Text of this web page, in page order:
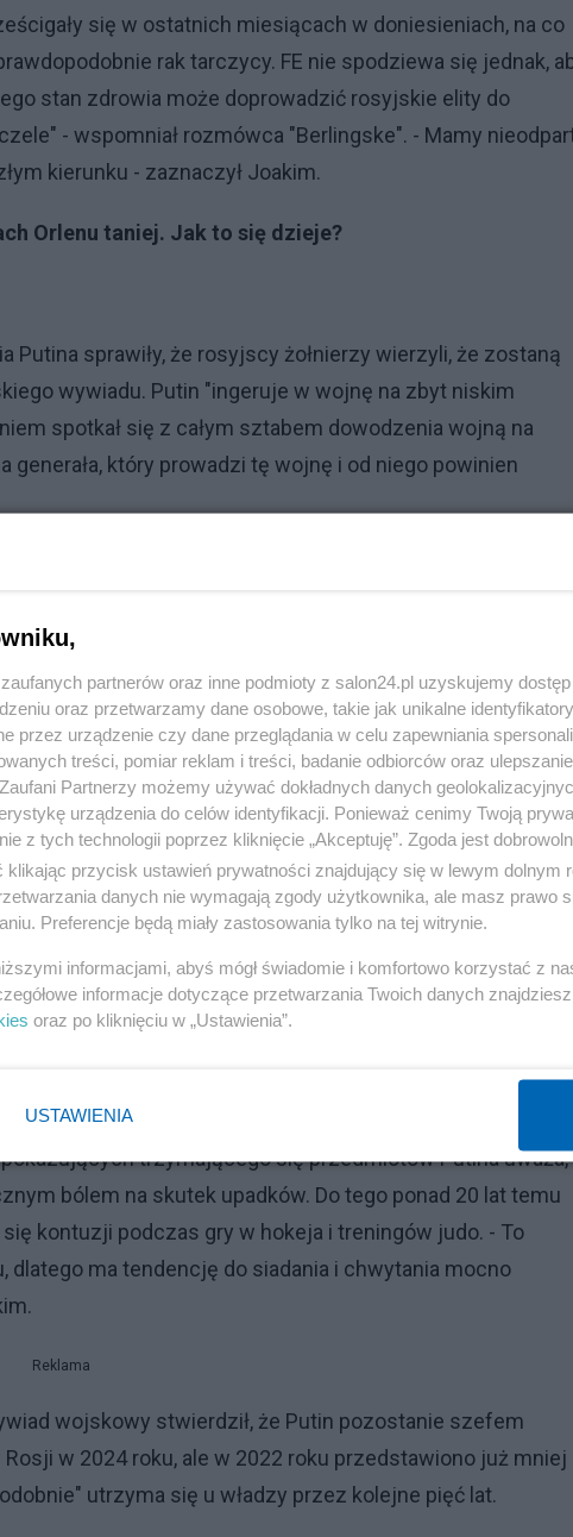
się w ostatnich miesiącach w doniesieniach, na co
rak tarczycy. FE nie spodziewa się jednak,
stan zdrowia może doprowadzić rosyjskie elity do
- wspomniał rozmówca "Berlingske". - Mamy
kierunku - zaznaczył Joakim.
Orlenu taniej. Jak to się dzieje?
Putina sprawiły, że rosyjscy żołnierzy wierzyli, że zostaną
wywiadu. Putin "ingeruje w wojnę na zbyt niskim
spotkał się z całym sztabem dowodzenia wojną na
generała, który prowadzi tę wojnę i od niego powinien
trzymającego się przedmiotów Putina uważa,
bólem na skutek upadków. Do tego ponad 20 lat temu
kontuzji podczas gry w hokeja i treningów judo. - To
dlatego ma tendencję do siadania i chwytania mocno
Reklama
wojskowy stwierdził, że Putin pozostanie szefem
w 2024 roku, ale w 2022 roku przedstawiono już mniej
utrzyma się u władzy przez kolejne pięć lat.
partnerów oraz inne podmioty z salon24.pl uzyskujemy
oraz przetwarzamy dane osobowe, takie jak unikalne
przez urządzenie czy dane przeglądania w celu zapewniania
treści, pomiar reklam i treści, badanie odbiorców oraz
Partnerzy możemy używać dokładnych danych
urządzenia do celów identyfikacji. Ponieważ cenimy Twoją
z tych technologii poprzez kliknięcie „Akceptuję”. Zgoda jest
klikając przycisk ustawień prywatności znajdujący się w lewym dolnym
danych nie wymagają zgody użytkownika, ale masz prawo
Preferencje będą miały zastosowania tylko na tej witrynie.
informacjami, abyś mógł świadomie i komfortowo korzystać z
informacje dotyczące przetwarzania Twoich danych
oraz po kliknięciu w „Ustawienia”.
USTAWIENIA